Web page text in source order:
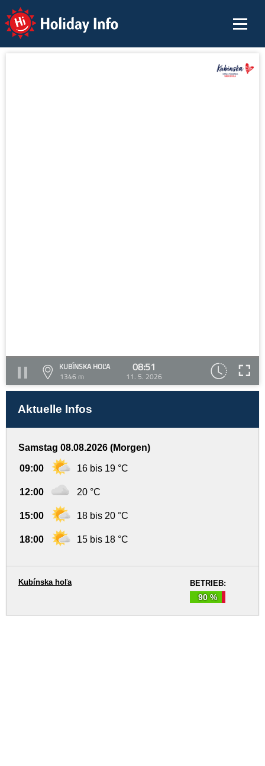
Holiday Info
KUBÍNSKA HOĽA
1346 m
08:51
11. 5. 2026
Aktuelle Infos
Samstag 08.08.2026 (Morgen)
09:00 16 bis 19 °C
12:00 20 °C
15:00 18 bis 20 °C
18:00 15 bis 18 °C
BETRIEB:
90 %
Kubínska hoľa